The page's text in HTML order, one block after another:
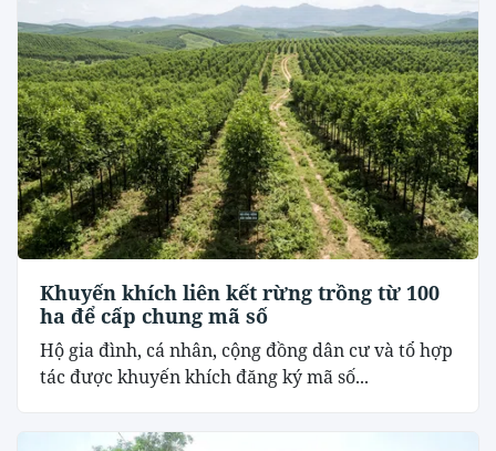
Khuyến khích liên kết rừng trồng từ 100
ha để cấp chung mã số
Hộ gia đình, cá nhân, cộng đồng dân cư và tổ hợp
tác được khuyến khích đăng ký mã số...